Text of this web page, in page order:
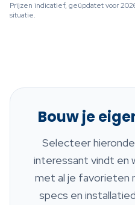
Prijzen indicatief, geüpdatet voor
situatie.
Bouw je
Selecteer
interessant vindt en
met al je favorieten
specs en